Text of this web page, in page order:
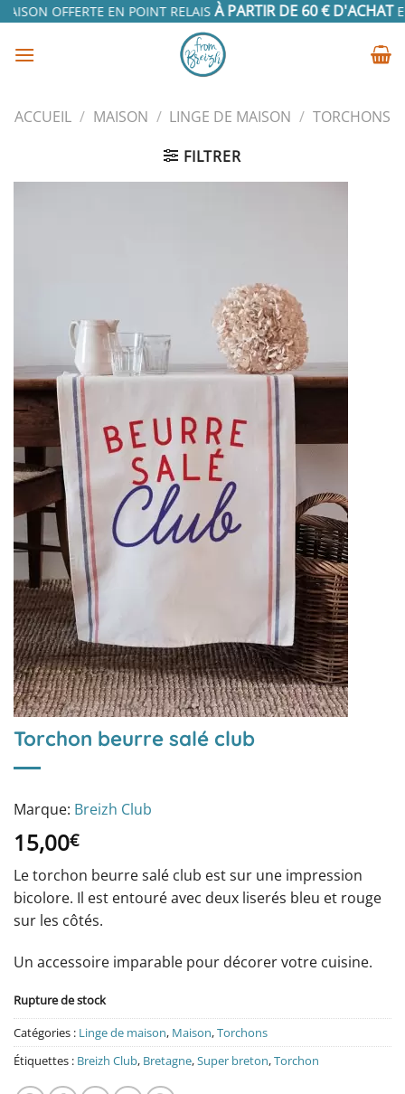
Passer
contenu
OFFERTE EN POINT RELAISÀ PARTIR DE 60 € D'ACHATEN
ACCUEIL / MAISON / LINGE DE MAISON / TORCHONS
FILTRER
Torchon beurre salé club
Marque: Breizh Club
15,00€
Le torchon beurre salé club est sur une impression
bicolore. Il est entouré avec deux liserés bleu et rouge
sur les côtés.
Un accessoire imparable pour décorer votre cuisine.
Rupture de stock
Catégories : Linge de maison, Maison,Torchons
Étiquettes : Breizh Club, Bretagne,Super breton,Torchon